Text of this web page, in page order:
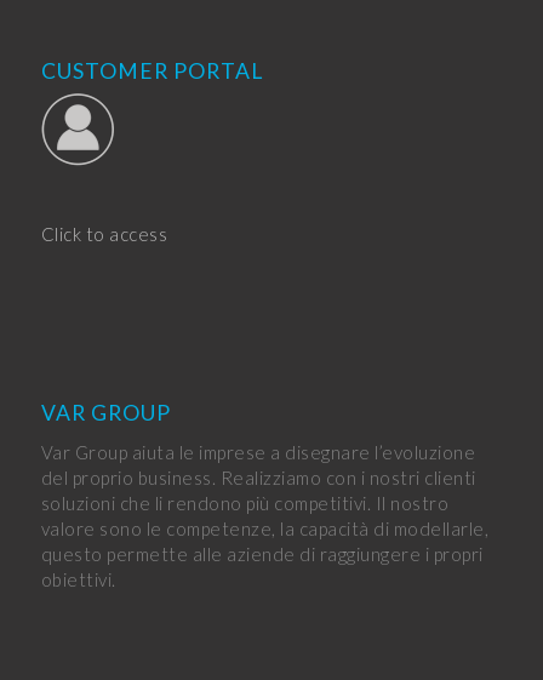
CUSTOMER PORTAL
Click to access
VAR GROUP
Var Group aiuta le imprese a disegnare l’evoluzione
del proprio business. Realizziamo con i nostri clienti
soluzioni che li rendono più competitivi. Il nostro
valore sono le competenze, la capacità di modellarle,
questo permette alle aziende di raggiungere i propri
obiettivi.